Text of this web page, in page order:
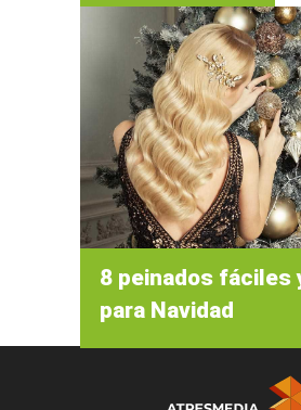
8 peinados fáciles
para Navidad